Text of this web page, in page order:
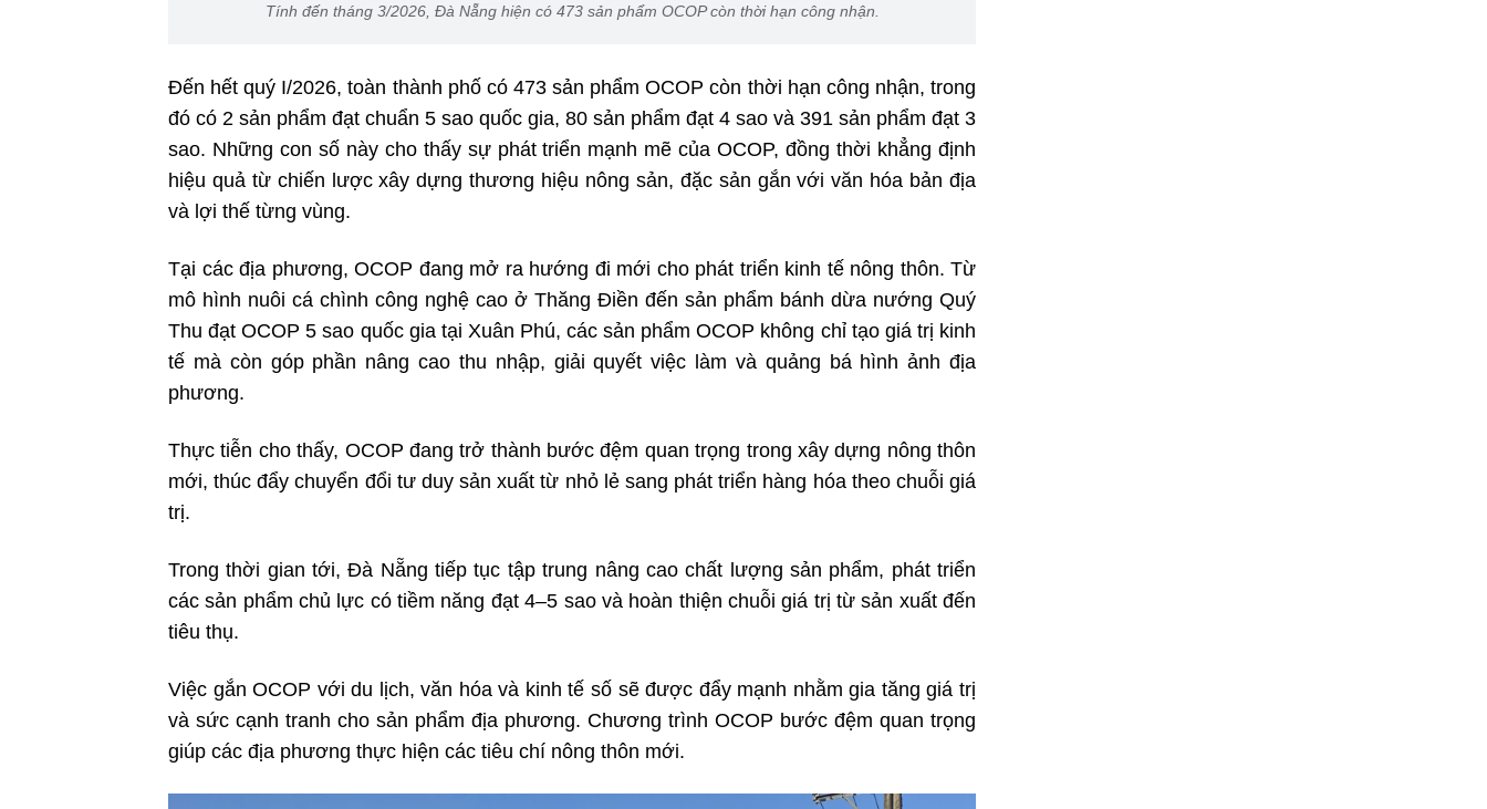
Tính đến tháng 3/2026, Đà Nẵng hiện có 473 sản phẩm OCOP còn thời hạn công nhận.
Đến hết quý I/2026, toàn thành phố có 473 sản phẩm OCOP còn thời hạn công nhận, trong
đó có 2 sản phẩm đạt chuẩn 5 sao quốc gia, 80 sản phẩm đạt 4 sao và 391 sản phẩm đạt 3
sao. Những con số này cho thấy sự phát triển mạnh mẽ của OCOP, đồng thời khẳng định
hiệu quả từ chiến lược xây dựng thương hiệu nông sản, đặc sản gắn với văn hóa bản địa
và lợi thế từng vùng.
Tại các địa phương, OCOP đang mở ra hướng đi mới cho phát triển kinh tế nông thôn. Từ
mô hình nuôi cá chình công nghệ cao ở Thăng Điền đến sản phẩm bánh dừa nướng Quý
Thu đạt OCOP 5 sao quốc gia tại Xuân Phú, các sản phẩm OCOP không chỉ tạo giá trị kinh
tế mà còn góp phần nâng cao thu nhập, giải quyết việc làm và quảng bá hình ảnh địa
phương.
Thực tiễn cho thấy, OCOP đang trở thành bước đệm quan trọng trong xây dựng nông thôn
mới, thúc đẩy chuyển đổi tư duy sản xuất từ nhỏ lẻ sang phát triển hàng hóa theo chuỗi giá
trị.
Trong thời gian tới, Đà Nẵng tiếp tục tập trung nâng cao chất lượng sản phẩm, phát triển
các sản phẩm chủ lực có tiềm năng đạt 4–5 sao và hoàn thiện chuỗi giá trị từ sản xuất đến
tiêu thụ.
Việc gắn OCOP với du lịch, văn hóa và kinh tế số sẽ được đẩy mạnh nhằm gia tăng giá trị
và sức cạnh tranh cho sản phẩm địa phương. Chương trình OCOP bước đệm quan trọng
giúp các địa phương thực hiện các tiêu chí nông thôn mới.